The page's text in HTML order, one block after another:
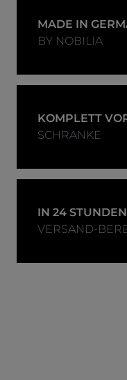
MADE IN
BY NOBILIA
KOMPLETT
SCHRANKE
IN 24 STUNDEN
VERSAND-